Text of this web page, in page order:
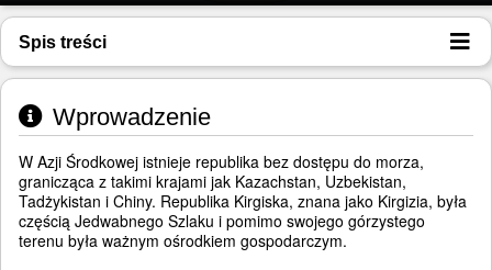
Spis treści
Wprowadzenie
W Azji Środkowej istnieje republika bez dostępu do morza,
granicząca z takimi krajami jak Kazachstan, Uzbekistan,
Tadżykistan i Chiny. Republika Kirgiska, znana jako Kirgizia, była
częścią Jedwabnego Szlaku i pomimo swojego górzystego
terenu była ważnym ośrodkiem gospodarczym.